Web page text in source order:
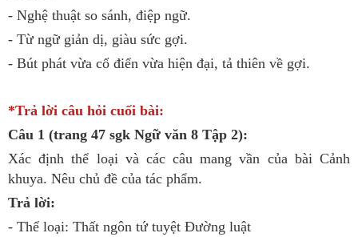
- Nghệ thuật so sánh, điệp ngữ.
- Từ ngữ giản dị, giàu sức gợi.
- Bút phát vừa cổ điển vừa hiện đại, tả thiên về gợi.
*Trả lời câu hỏi cuối bài:
Câu 1 (trang 47 sgk Ngữ văn 8 Tập 2):
Xác định thể loại và các câu mang vần của bài Cảnh
khuya. Nêu chủ đề của tác phẩm.
Trả lời:
- Thể loại: Thất ngôn tứ tuyệt Đường luật